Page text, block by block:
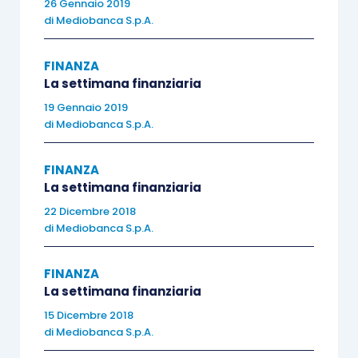
le vendite al dettaglio di agosto, in calo dello 0.3%
tendenziale dell’1.5%. In calo sia su anno che su
mese sono invece i prezzi alla produzione di
agosto, rispettivamente a –2.1% e -0.1%.
Stati Uniti
statunitense: se i redditi personali di agosto si
allineano alle attese a +0.2%, dopo il +0.4% del
mese precedente, a deludere gli analisti sono le
spese personali, piatte su mese dopo il +0.4%
26 Gennaio 2019
di Mediobanca S.p.A.
FINANZA
La settimana finanziaria
19 Gennaio 2019
di Mediobanca S.p.A.
FINANZA
La settimana finanziaria
22 Dicembre 2018
di Mediobanca S.p.A.
FINANZA
La settimana finanziaria
15 Dicembre 2018
di Mediobanca S.p.A.